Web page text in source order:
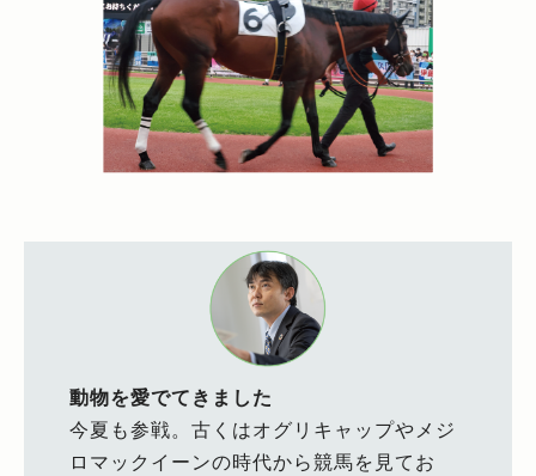
動物を愛でてきました
今夏も参戦。古くはオグリキャップやメジ
ロマックイーンの時代から競馬を見てお